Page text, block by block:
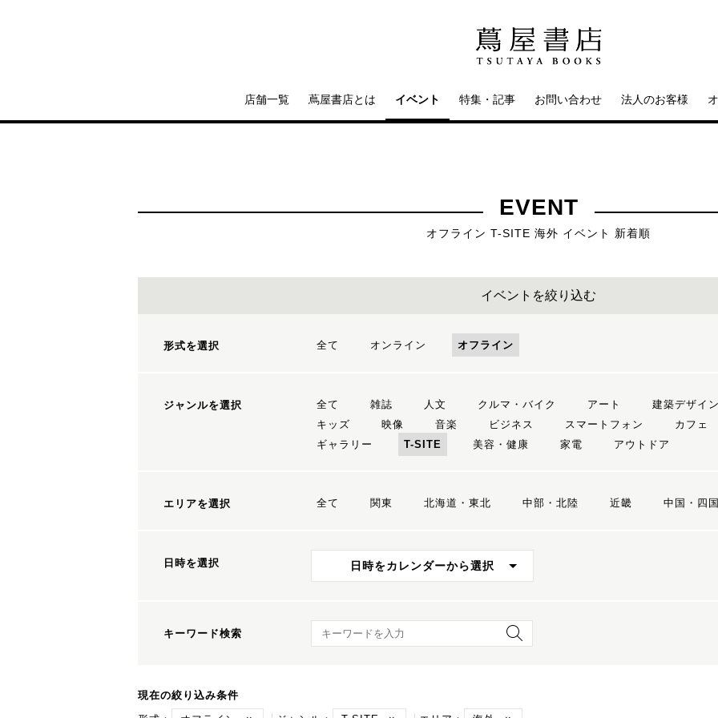
店舗一覧 蔦屋書店とは イベント 特集・記事 お問い合わせ 法人のお客様
EVENT
オフライン T-SITE 海外 イベント 新着順
イベントを絞り込む
形式を選択 全て オンライン オフライン
ジャンルを選択 全て 雑誌 人文 クルマ・バイク アート 建築デザイン
キッズ
映像 音楽 ビジネス スマートフォン カフェ
ギャラリー
T-SITE 美容・健康 家電 アウトドア
エリアを選択 全て 関東 北海道・東北 中部・北陸 近畿 中国・四国
日時を選択 日時をカレンダーから選択
キーワード検索 キーワード検索
現在の絞り込み条件